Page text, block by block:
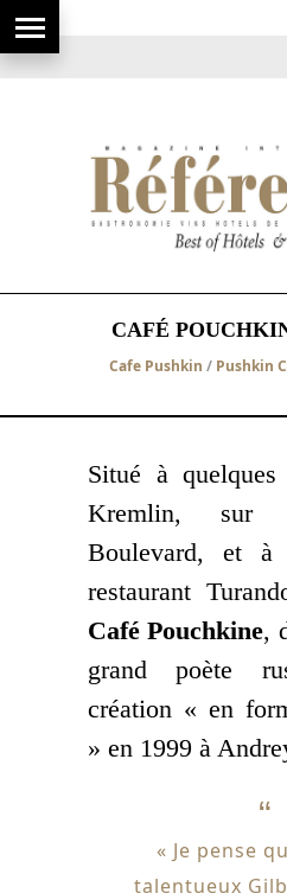
CAFÉ
Cafe Pushkin / Pushkin
Situé à quelques
Kremlin, sur
Boulevard, et
restaurant
Café Pouchkine,
grand poète
création « en
» en 1999 à
« Je pense
talentueux